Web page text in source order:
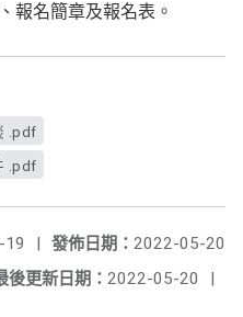
報名簡章及報名表。
.pdf
.pdf
發佈日期： 2022-05-20
19
|
後更新日期： 2022-05-20 |